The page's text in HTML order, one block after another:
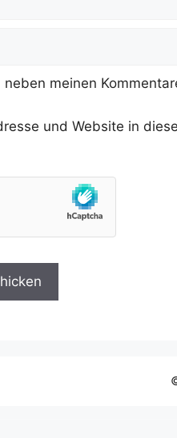
neben meinen
und Website in